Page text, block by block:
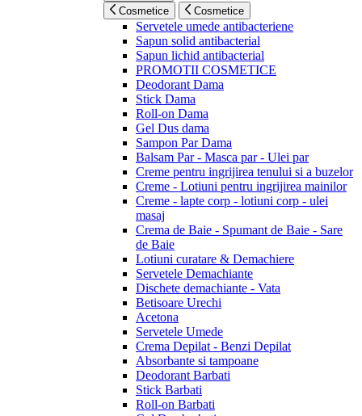
Cosmetice Cosmetice
Servetele umede antibacteriene
Sapun solid antibacterial
Sapun lichid antibacterial
PROMOTII COSMETICE
Deodorant Dama
Stick Dama
Roll-on Dama
Gel Dus dama
Sampon Par Dama
Balsam Par - Masca par - Ulei par
Creme pentru ingrijirea tenului si a buzelor
Creme - Lotiuni pentru ingrijirea mainilor
Creme - lapte corp - lotiuni corp - ulei
masaj
Crema de Baie - Spumant de Baie - Sare
de Baie
Lotiuni curatare & Demachiere
Servetele Demachiante
Dischete demachiante - Vata
Betisoare Urechi
Acetona
Servetele Umede
Crema Depilat - Benzi Depilat
Absorbante si tampoane
Deodorant Barbati
Stick Barbati
Roll-on Barbati